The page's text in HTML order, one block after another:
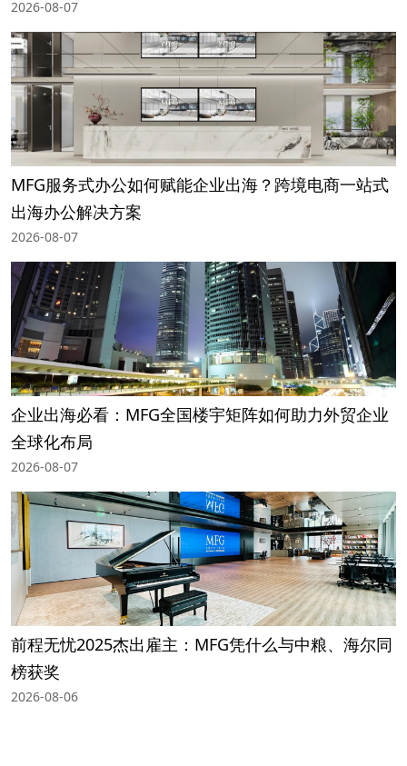
2026-08-07
MFG服务式办公如何赋能企业出海？跨境电商一站式
出海办公解决方案
2026-08-07
企业出海必看：MFG全国楼宇矩阵如何助力外贸企业
全球化布局
2026-08-07
前程无忧2025杰出雇主：MFG凭什么与中粮、海尔同
榜获奖
2026-08-06